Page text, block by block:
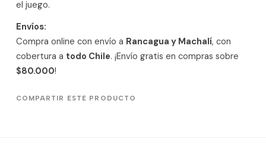
el juego.
Envíos:
Compra online con envío a Rancagua y Machalí, con
cobertura a todo Chile. ¡Envío gratis en compras sobre
$80.000!
COMPARTIR ESTE PRODUCTO